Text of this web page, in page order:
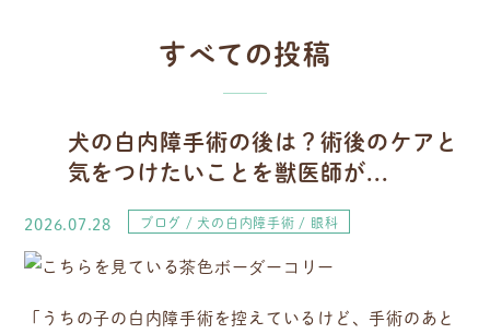
すべての投稿
犬の白内障手術の後は？術後のケアと
気をつけたいことを獣医師が...
2026.07.28 ブログ 犬の白内障手術 眼科
「うちの子の白内障手術を控えているけど、手術のあと